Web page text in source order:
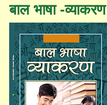
बाल भाषा -व्याकरण